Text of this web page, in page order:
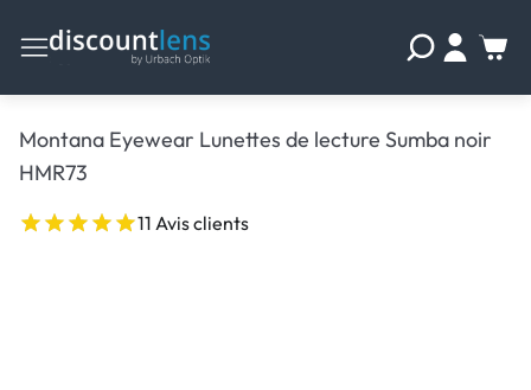
Montana Eyewear Lunettes de lecture Sumba noir
HMR73
11 Avis clients